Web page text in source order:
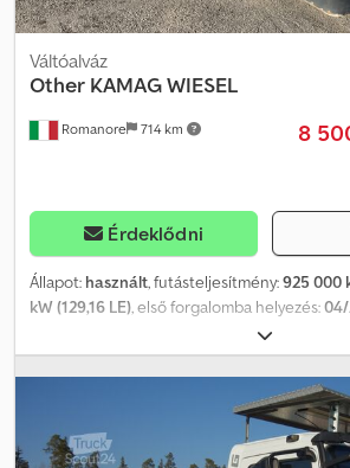
Romanore 714 km
Váltóalváz
Other KAMAG WIESEL
8
Érdeklődni
Állapot: használt, futásteljesítmény:925 000
kW (129,16 LE), első forgalomba helyezés:
, saját tömeg:
teherbírás:18 000 kg, össztömeg:27 500 kg,
295/60r22.5, tengelyelrendezés:2 tengely,
automata,
felfüggesztés:
, Gyártási év:2003,
Felszereltség:
hidraulika, kiegészítő